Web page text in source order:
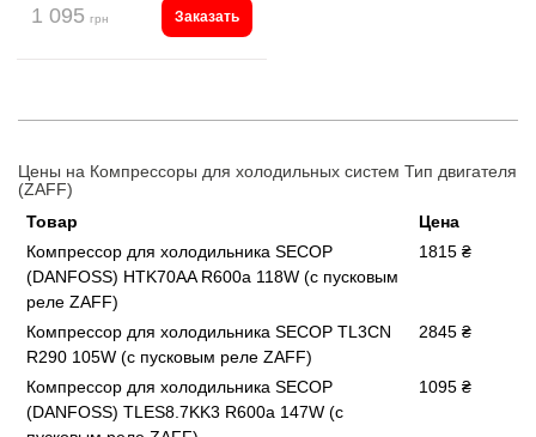
1 095 грн Заказать
Цены на Компрессоры для холодильных систем Тип двигателя
(ZAFF)
Товар
Цена
Компрессор для холодильника SECOP
(DANFOSS) HTK70AA R600a 118W (с пусковым
реле ZAFF)
1815 ₴
Компрессор для холодильника SECOP TL3CN
R290 105W (с пусковым реле ZAFF)
2845 ₴
Компрессор для холодильника SECOP
(DANFOSS) TLES8.7KK3 R600a 147W (с
1095 ₴